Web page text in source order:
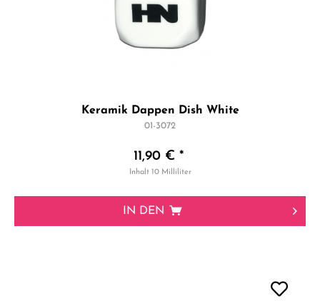
Keramik Dappen Dish White
01-3072
11,90 € *
Inhalt 10 Milliliter
IN DEN